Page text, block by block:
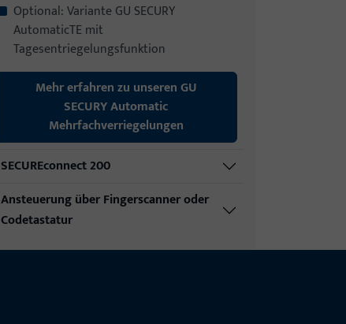
Optional: Variante GU SECURY
AutomaticTE mit
Tagesentriegelungsfunktion
Mehr erfahren zu unseren GU
SECURY Automatic
Mehrfachverriegelungen
SECUREconnect 200
Ansteuerung über Fingerscanner oder
Codetastatur